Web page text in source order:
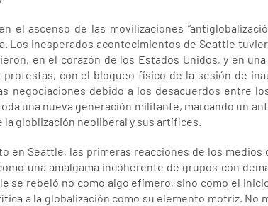
ascenso de las movilizaciones
Los inesperados acontecimientos de Seattle
en el corazón de los Estados Unidos, y en
protestas, con el bloqueo físico de la sesión de
negociaciones debido a los desacuerdos entre
una nueva generación militante, marcando un
globlización neoliberal y sus artífices.
en Seattle, las primeras reacciones de los medios
una amalgama incoherente de grupos con
se rebeló no como algo efímero, sino como el
a la globalización como su elemento motriz. No